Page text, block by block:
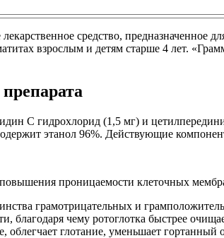
средство, предназначенное
взрослым и детям старше 4 лет.
C гидрохлорид (1,5 мг) и
этанол 96%. Действующие
проницаемости клеточных
грамотрицательных и
благодаря чему ротоглотка быстрее
глотание, уменьшает гортанный